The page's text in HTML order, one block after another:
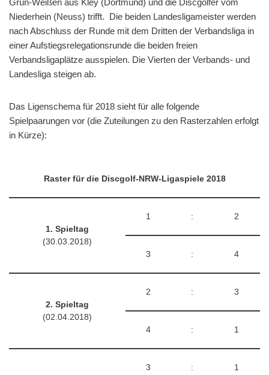
Grün-Weißen aus Kley (Dortmund) und die Discgolfer vom
Niederhein (Neuss) trifft. Die beiden Landesligameister werden
nach Abschluss der Runde mit dem Dritten der Verbandsliga in
einer Aufstiegsrelegationsrunde die beiden freien
Verbandsligaplätze ausspielen. Die Vierten der Verbands- und
Landesliga steigen ab.
Das Ligenschema für 2018 sieht für alle folgende
Spielpaarungen vor (die Zuteilungen zu den Rasterzahlen erfolgt
in Kürze):
Raster für die Discgolf-NRW-Ligaspiele 2018
1. Spieltag
(30.03.2018)
1 : 2
3 : 4
2. Spieltag
(02.04.2018)
2 : 3
4 : 1
3 : 1